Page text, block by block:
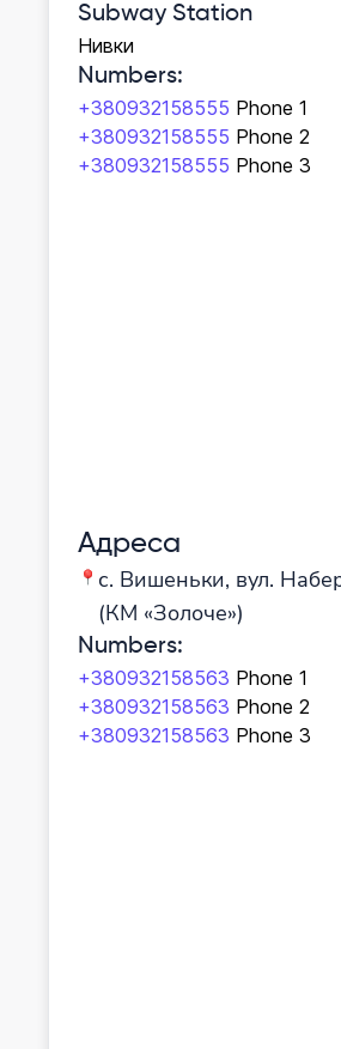
Subway Station
Нивки
Numbers:
+380932158555 Phone 1
+380932158555 Phone 2
+380932158555 Phone 3
Адреса
с. Вишеньки, вул.
(КМ «Золоче»)
Numbers:
+380932158563 Phone 1
+380932158563 Phone 2
+380932158563 Phone 3